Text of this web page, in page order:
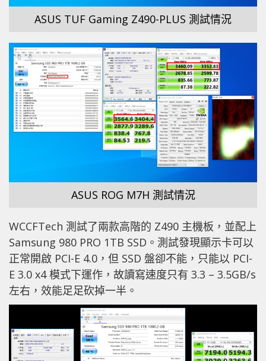
ASUS TUF Gaming Z490-PLUS 測試情況
ASUS ROG M7H 測試情況
WCCFTech 測試了兩款高階的 Z490 主機板，並配上
Samsung 980 PRO 1TB SSD。測試發現顯示卡可以
正常開啟 PCI-E 4.0，但 SSD 盤卻不能，只能以 PCI-
E 3.0 x4 模式下運作，故讀寫速度只有 3.3 – 3.5GB/s
左右，效能足足砍掉一半。